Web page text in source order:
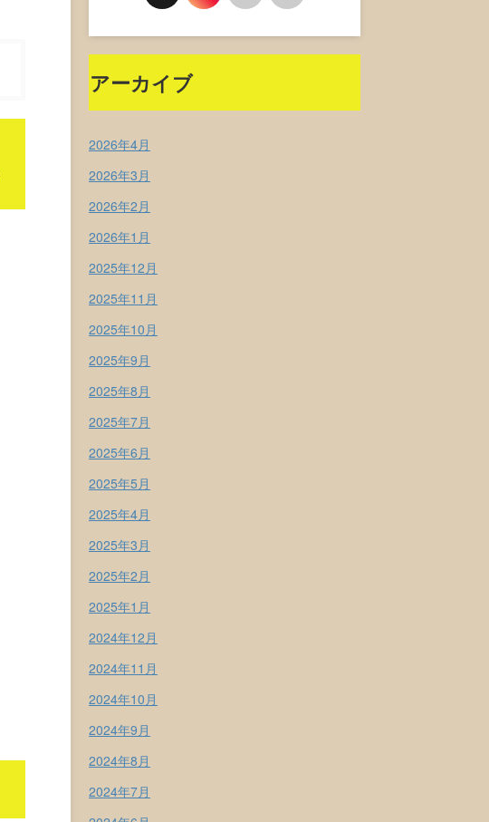
アーカイブ
2026年4月
2026年3月
2026年2月
2026年1月
2025年12月
2025年11月
2025年10月
2025年9月
2025年8月
2025年7月
2025年6月
2025年5月
2025年4月
2025年3月
2025年2月
2025年1月
2024年12月
2024年11月
2024年10月
2024年9月
2024年8月
2024年7月